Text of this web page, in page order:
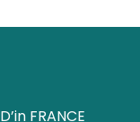
FRANCE